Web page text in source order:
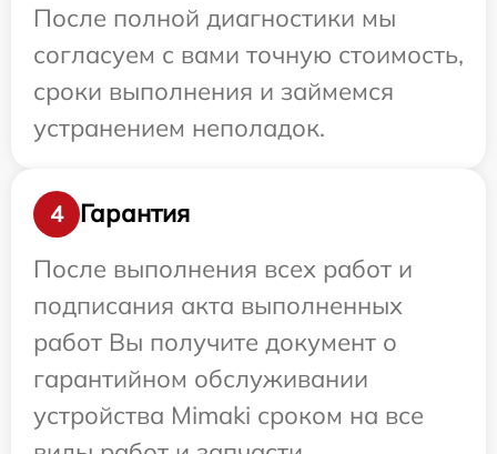
После полной диагностики мы
согласуем с вами точную стоимость,
сроки выполнения и займемся
устранением неполадок.
4
Гарантия
После выполнения всех работ и
подписания акта выполненных
работ Вы получите документ о
гарантийном обслуживании
устройства Mimaki сроком на все